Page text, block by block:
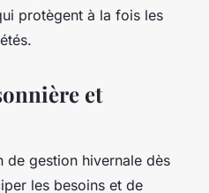
protègent à la fois les
et
de gestion hivernale dès
les besoins et de